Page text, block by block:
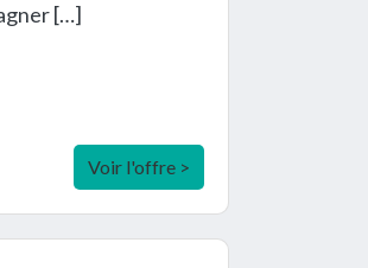
[…]
Voir l'offre >